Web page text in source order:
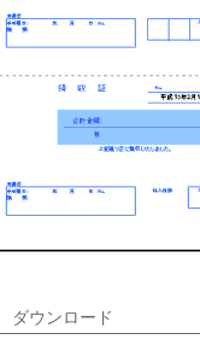
ダウンロード